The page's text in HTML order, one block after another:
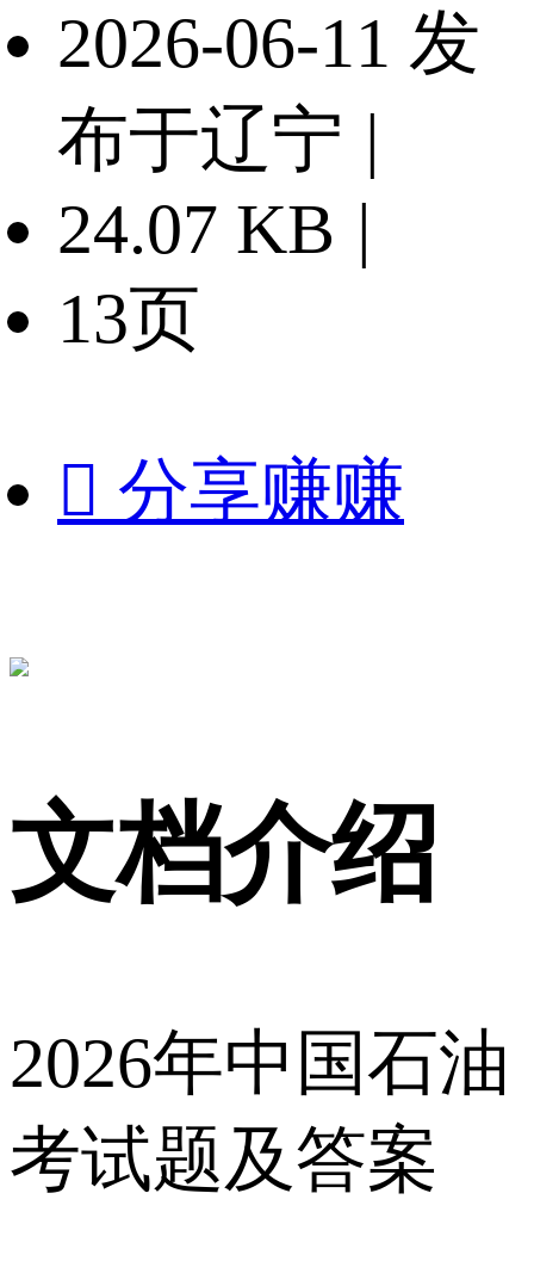
2026-06-11 发
布于辽宁 |
24.07 KB |
13页
 分享赚赚
文档介绍
2026年中国石油
考试题及答案